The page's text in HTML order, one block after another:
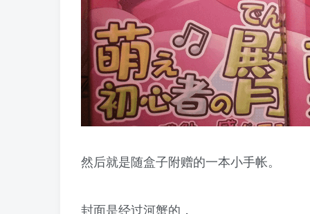
然后就是随盒子附赠的一本小手帐。
封面是经过河蟹的，